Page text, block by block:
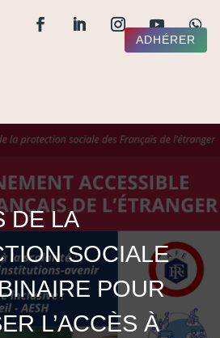
ADHÉRER
DE LA
SOCIALE
POUR
L’ACCÈS À